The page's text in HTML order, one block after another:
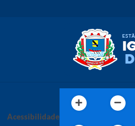
Acessibilidade